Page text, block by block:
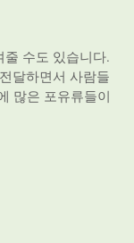
수도 있습니다.
달하면서 사람들
많은 포유류들이